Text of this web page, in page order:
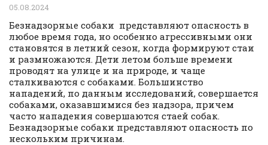
05.08.2024
Безнадзорные собаки представляют опасность в
любое время года, но особенно агрессивными они
становятся в летний сезон, когда формируют стаи
и размножаются. Дети летом больше времени
проводят на улице и на природе, и чаще
сталкиваются с собаками. Большинство
нападений, по данным исследований, совершается
собаками, оказавшимися без надзора, причем
часто нападения совершаются стаей собак.
Безнадзорные собаки представляют опасность по
нескольким причинам.